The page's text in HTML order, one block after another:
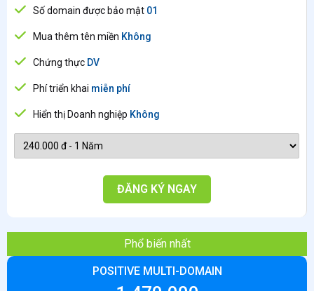
Số domain được bảo mật 01
Mua thêm tên miền Không
Chứng thực DV
Phí triển khai miễn phí
Hiển thị Doanh nghiệp Không
ĐĂNG KÝ NGAY
Phổ biến nhất
POSITIVE MULTI-DOMAIN